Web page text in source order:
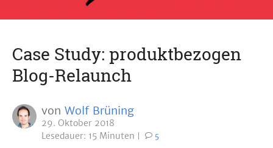
Case Study: produktbezogen
Blog-Relaunch
von Wolf Brüning
29. Oktober 2018
Lesedauer: 15 Minuten
5